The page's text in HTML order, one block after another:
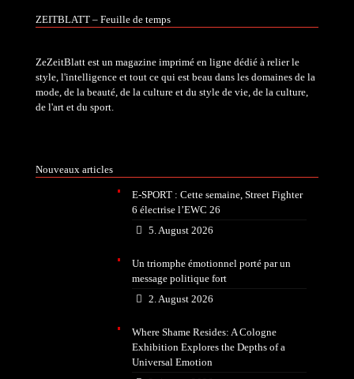
ZEITBLATT – Feuille de temps
ZeZeitBlatt est un magazine imprimé en ligne dédié à relier le
style, l'intelligence et tout ce qui est beau dans les domaines de la
mode, de la beauté, de la culture et du style de vie, de la culture,
de l'art et du sport.
Nouveaux articles
E-SPORT : Cette semaine, Street Fighter
6 électrise l’EWC 26
5. August 2026
Un triomphe émotionnel porté par un
message politique fort
2. August 2026
Where Shame Resides: A Cologne
Exhibition Explores the Depths of a
Universal Emotion